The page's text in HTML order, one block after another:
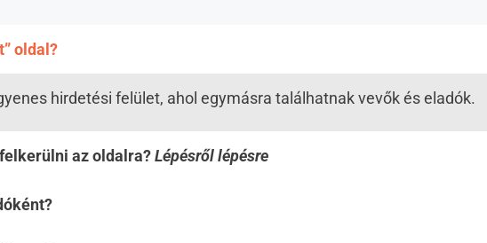
oldal?
hirdetési felület, ahol egymásra találhatnak vevők és eladók.
az oldalra?Lépésről lépésre